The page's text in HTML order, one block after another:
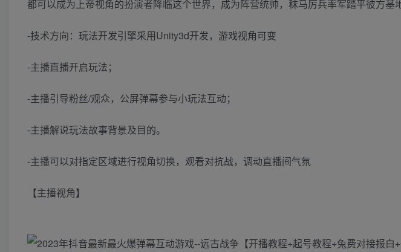
都可以成为上帝视角的扮演者降临这个世界，成为阵营统帅，秣马厉兵率军踏平彼方基
-技术方向：玩法开发引擎采用Unity3d开发，游戏视角可变
-主播直播开启玩法；
-主播引导粉丝/观众，公屏弹幕参与小玩法互动；
-主播解说玩法故事背景及目的。
-主播可以对指定区域进行视角切换，观看对抗战，调动直播间气氛
【主播视角】